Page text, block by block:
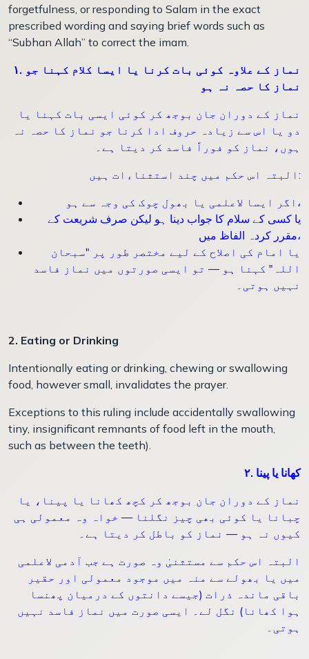
forgetfulness, or responding to Salam in the exact
prescribed wording and saying brief words such as
“Subhan Allah” to correct the imam.
۱. نماز کے علاوہ کوئی بات کرنا یا ایسا کلام کہنا جو
نماز کا حصہ نہ ہو
نماز کے دوران جان بوجھ کر کوئی ایسی بات کہنا یا
دو یا اس سے زیادہ حروف ادا کرنا جو نماز کا حصہ نہ
ہوں، نماز کو فوراً فاسد کر دیتا ہے۔
البتہ اس حکم میں چند استثناءات ہیں:
اگر ایسا لاعلمی یا بھول چوک کی وجہ سے ہو،
یا کسی کے سلام کا جواب دینا ہو لیکن صرف شریعت کے
مقرر کردہ الفاظ میں،
یا امام کی اصلاح کے لیے مختصر طور پر "سبحان
اللہ" کہنا ہو — تو ایسی صورتوں میں نماز فاسد
نہیں ہوتی۔
2. Eating or Drinking
Intentionally eating or drinking, chewing or swallowing
food, however small, invalidates the prayer.
Exceptions to this ruling include accidentally swallowing
tiny, insignificant remnants of food left in the mouth,
such as between the teeth).
۲. کھانا یا پینا
نماز کے دوران جان بوجھ کر کچھ کھانا یا پینا، یا
چبانا یا کوئی بھی چیز نگلنا — خواہ وہ معمولی ہی
کیوں نہ ہو — نماز کو باطل کر دیتا ہے۔
البتہ اس حکم سے مستثنیٰ وہ صورت ہے جب آدمی لاعلمی
میں یا بھولے سے منہ میں موجود معمولی اور حقیر
باقی ماندہ ذرات (جیسے دانتوں کے درمیان پھنسا
ہوا کھانا) نگل لے۔ ایسی صورت میں نماز فاسد نہیں
ہوتی۔